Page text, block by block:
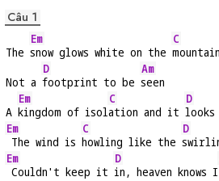
Câu 1
The
Em
snow glows white on the
C
Not a
D
footprint to be
Am
seen
A
Em
kingdom of isol
C
ation and it
D
Em
The wind is
C
howling like the
D
Em
Couldn't keep it
D
in, heaven knows I